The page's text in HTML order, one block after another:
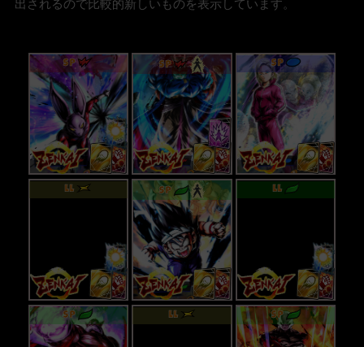
出されるので比較的新しいものを表示しています。
SP SP SP
LL SP LL
SP LL SP